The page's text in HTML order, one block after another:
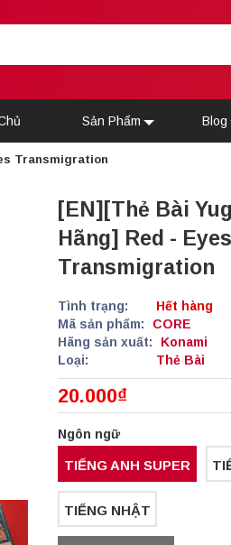
Sản Phẩm Blog
Transmigration
[EN][Thẻ Bài
Hãng] Red - Eyes
Transmigration
Tình trạng:
Hết hàng
Mã sản phẩm:
CORE
Hãng sản xuất:
Konami
Loại:
Thẻ Bài
20.000₫
Ngôn ngữ
TIẾNG ANH SUPER
TIẾNG NHẬT